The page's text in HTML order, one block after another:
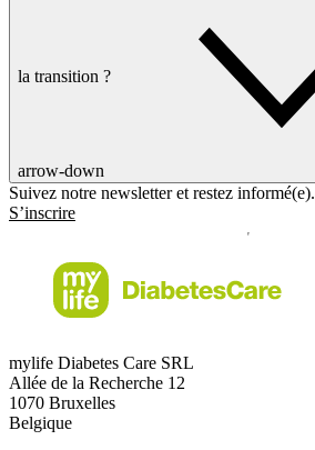
la transition ?
arrow-down
Suivez notre newsletter et restez informé(e).
S’inscrire
mylife Diabetes Care SRL
Allée de la Recherche 12
1070 Bruxelles
Belgique